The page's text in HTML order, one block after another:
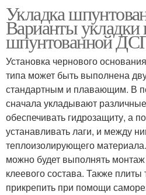
Укладка
Варианты укладки
шпунтованной
Установка чернового
типа может быть выполнена
стандартным и плавающим. В
сначала укладывают
обеспечивать гидрозащиту, а
устанавливать лаги, и между
теплоизолирующего
можно будет выполнять
клеевого состава. Также
прикрепить при помощи